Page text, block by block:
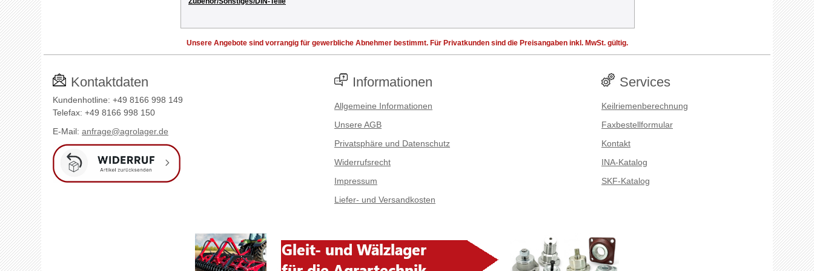
Unsere Angebote sind vorrangig für gewerbliche Abnehmer bestimmt. Für Privatkunden sind die Preisangaben inkl. MwSt. gültig.
Kontaktdaten
Kundenhotline: +49 8166 998 149
Telefax: +49 8166 998 150
E-Mail: anfrage@agrolager.de
Informationen
Allgemeine Informationen
Unsere AGB
Privatsphäre und Datenschutz
Widerrufsrecht
Impressum
Liefer- und Versandkosten
Services
Keilriemenberechnung
Faxbestellformular
Kontakt
INA-Katalog
SKF-Katalog